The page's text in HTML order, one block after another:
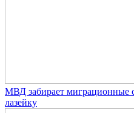
МВД забирает миграционные
лазейку